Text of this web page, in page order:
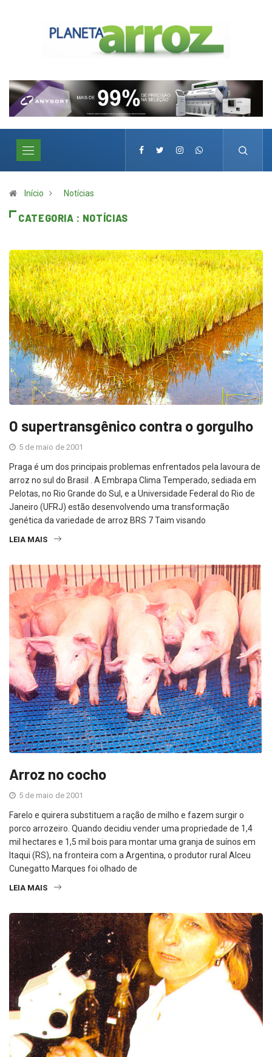
Início Notícias
CATEGORIA : NOTÍCIAS
O supertransgênico contra o gorgulho
5 de maio de 2001
Praga é um dos principais problemas enfrentados pela lavoura de
arroz no sul do Brasil . A Embrapa Clima Temperado, sediada em
Pelotas, no Rio Grande do Sul, e a Universidade Federal do Rio de
Janeiro (UFRJ) estão desenvolvendo uma transformação
genética da variedade de arroz BRS 7 Taim visando
LEIA MAIS
Arroz no cocho
5 de maio de 2001
Farelo e quirera substituem a ração de milho e fazem surgir o
porco arrozeiro. Quando decidiu vender uma propriedade de 1,4
mil hectares e 1,5 mil bois para montar uma granja de suínos em
Itaqui (RS), na fronteira com a Argentina, o produtor rural Alceu
Cunegatto Marques foi olhado de
LEIA MAIS